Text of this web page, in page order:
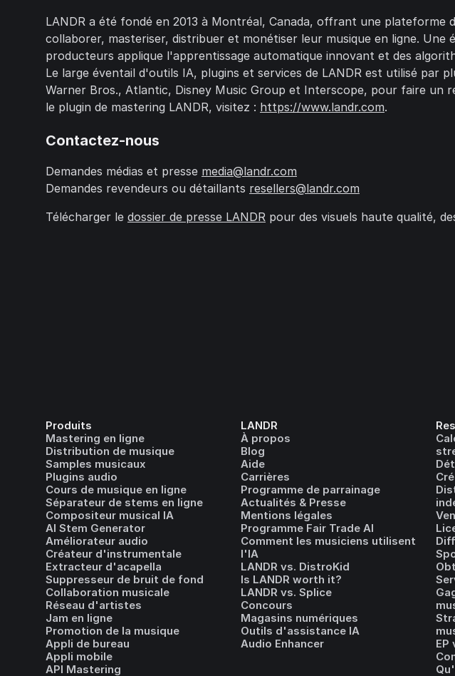
LANDR a été fondé en 2013 à Montréal, Canada, offrant une
collaborer, masteriser, distribuer et monétiser leur musique en ligne. Une
producteurs applique l'apprentissage automatique innovant et des
Le large éventail d'outils IA, plugins et services de LANDR est utilisé par
Warner Bros., Atlantic, Disney Music Group et Interscope, pour faire un
le plugin de mastering LANDR, visitez : https://www.landr.com.
Contactez-nous
Demandes médias et presse media@landr.com
Demandes revendeurs ou détaillants resellers@landr.com
Télécharger le dossier de presse LANDR pour des visuels haute qualité,
Produits
Mastering en ligne
Distribution de musique
Samples musicaux
Plugins audio
Cours de musique en ligne
Séparateur de stems en ligne
Compositeur musical IA
AI Stem Generator
Améliorateur audio
Créateur d'instrumentale
Extracteur d'acapella
Suppresseur de bruit de fond
Collaboration musicale
Réseau d'artistes
Jam en ligne
Promotion de la musique
Appli de bureau
Appli mobile
API Mastering
LANDR
À propos
Blog
Aide
Carrières
Programme de parrainage
Actualités & Presse
Mentions légales
Programme Fair Trade AI
Comment les musiciens utilisent
l'IA
LANDR vs. DistroKid
Is LANDR worth it?
LANDR vs. Splice
Concours
Magasins numériques
Outils d'assistance IA
Audio Enhancer
EP